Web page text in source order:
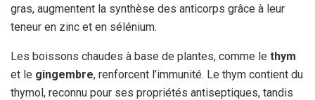
gras, augmentent la synthèse des anticorps grâce à leur
teneur en zinc et en sélénium.
Les boissons chaudes à base de plantes, comme le thym
et le gingembre, renforcent l’immunité. Le thym contient du
thymol, reconnu pour ses propriétés antiseptiques, tandis